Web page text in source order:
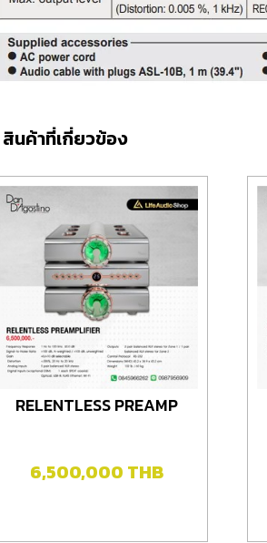
สินค้าที่เกี่ยวข้อง
RELENTLESS PREAMP
6,500,000 THB